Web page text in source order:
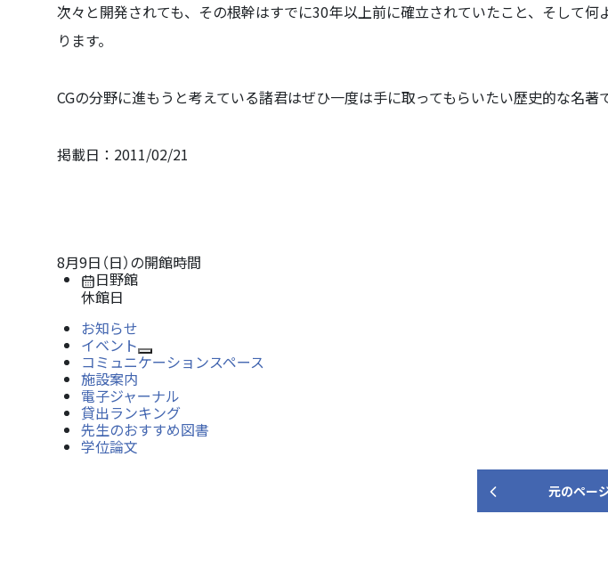
次々と開発されても、その根幹はすでに30年以上前に確立されていたこと、そして
ります。
CGの分野に進もうと考えている諸君はぜひ一度は手に取ってもらいたい歴史的な名著で
掲載日：2011/02/21
8月9日（日）の開館時間
日野館
休館日
お知らせ
イベント
Open/Close
コミュニケーションスペース
施設案内
電子ジャーナル
貸出ランキング
先生のおすすめ図書
学位論文
元のペー